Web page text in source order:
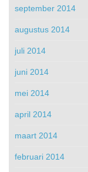
september 2014
augustus 2014
juli 2014
juni 2014
mei 2014
april 2014
maart 2014
februari 2014